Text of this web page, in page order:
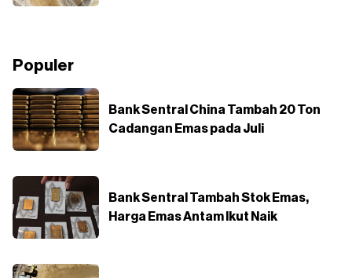
Populer
Bank Sentral China Tambah 20 Ton
Cadangan Emas pada Juli
Bank Sentral Tambah Stok Emas,
Harga Emas Antam Ikut Naik